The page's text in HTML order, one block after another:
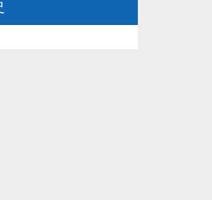
(李诗佑)捐赠2万元:
陈寿惠)捐赠15000元:
洁如）捐赠1.5万元: